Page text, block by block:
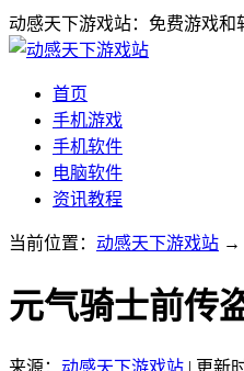
动感天下游戏站：免费游戏和
首页
手机游戏
手机软件
电脑软件
资讯教程
当前位置： 动感天下游戏站 →
元气骑士前传
来源： 动感天下游戏站 | 更新